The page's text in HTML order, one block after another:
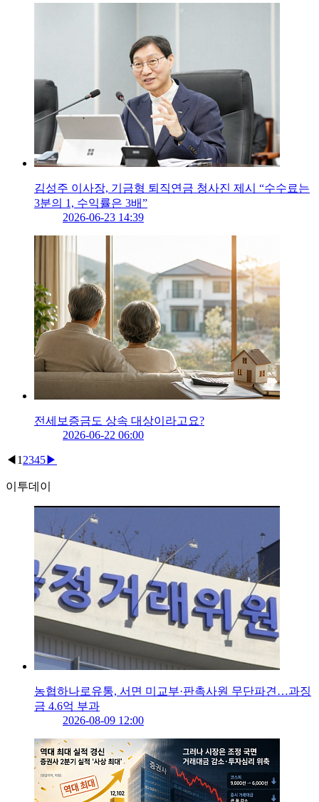
김성주 이사장, 기금형 퇴직연금 청사진 제시 “수수료는
3분의 1, 수익률은 3배”
2026-06-23 14:39
전세보증금도 상속 대상이라고요?
2026-06-22 06:00
◀ 1 2345▶
이투데이
농협하나로유통, 서면 미교부·판촉사원 무단파견…과징
금 4.6억 부과
2026-08-09 12:00